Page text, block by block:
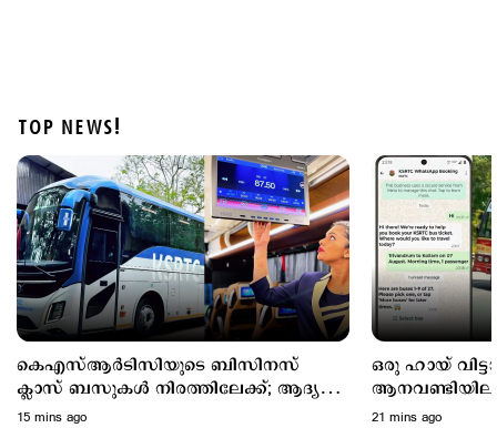
Latest
കുന്നംകുളത്ത് സ്വകാര്യ ബസ് അഞ്ച് വാഹനങ്ങളിൽ
ഇടിച്ച് രണ്ട് മരണം; 18 പേർക്ക് പരുക്ക്
1 hour ago
TOP NEWS!
കെഎസ്ആർടിസിയുടെ ബിസിനസ്
ക്ലാസ് ബസുകൾ നിരത്തിലേക്ക്; ആദ്യ
സർവീസ് 13 മുതൽ
15 mins ago
ഒരു ഹായ്
ബുക്കിങ്
21 mins ago